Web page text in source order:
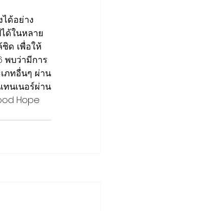
ด้อย่าง
ด้ในหลาย
ด เพื่อให้
พบว่ามีการ
ภทอื่นๆ ผ่าน
ทนเนอร์ผ่าน
Hope